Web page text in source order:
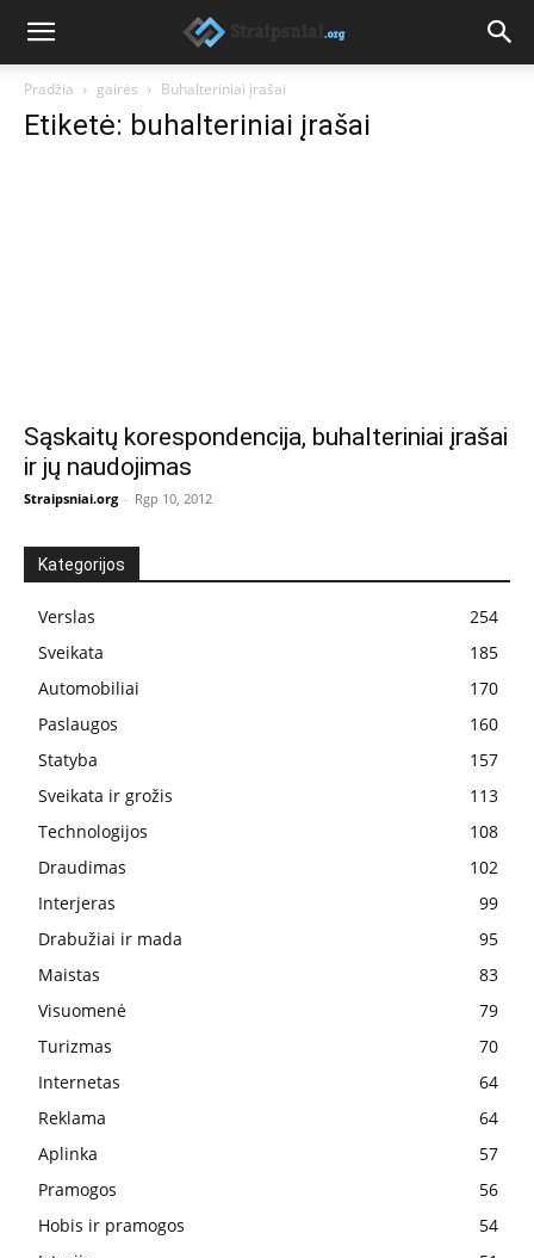
Pradžia gairės Buhalteriniai įrašai
Etiketė: buhalteriniai įrašai
Sąskaitų korespondencija, buhalteriniai įrašai
ir jų naudojimas
Straipsniai.org - Rgp 10, 2012
Kategorijos
Verslas
254
Sveikata
185
Automobiliai
170
Paslaugos
160
Statyba
157
Sveikata ir grožis
113
Technologijos
108
Draudimas
102
Interjeras
99
Drabužiai ir mada
95
Maistas
83
Visuomenė
79
Turizmas
70
Internetas
64
Reklama
64
Aplinka
57
Pramogos
56
Hobis ir pramogos
54